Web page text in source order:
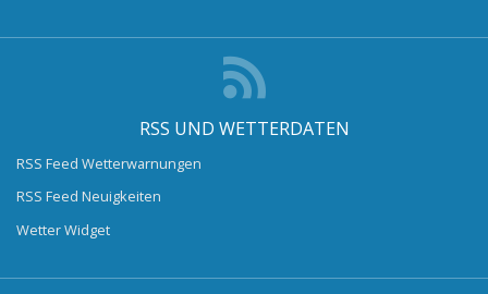
RSS UND WETTERDATEN
RSS Feed Wetterwarnungen
RSS Feed Neuigkeiten
Wetter Widget